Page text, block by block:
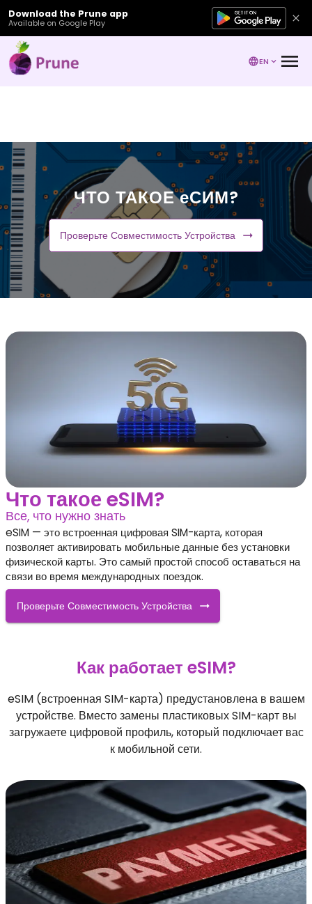
Download the Prune app
Available on Google Play
EN
ЧТО ТАКОЕ еСИМ?
Проверьте Совместимость Устройства
Что такое eSIM?
Все, что нужно знать
eSIM — это встроенная цифровая SIM-карта, которая
позволяет активировать мобильные данные без установки
физической карты. Это самый простой способ оставаться на
связи во время международных поездок.
Проверьте Совместимость Устройства
Как работает eSIM?
eSIM (встроенная SIM-карта) предустановлена в вашем
устройстве. Вместо замены пластиковых SIM-карт вы
загружаете цифровой профиль, который подключает вас
к мобильной сети.